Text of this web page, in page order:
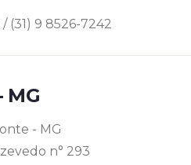
(31) 9 8526-7242
MG
- MG
n° 293